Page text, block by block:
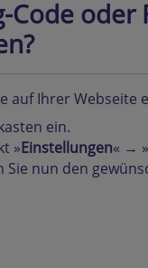
oder
auf Ihrer Webseite
ein.
»Einstellungen« → »
Sie nun den